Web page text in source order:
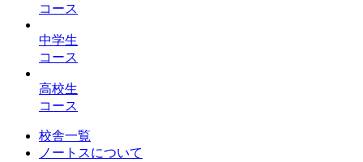
コース
中学生
コース
高校生
コース
校舎一覧
ノートスについて